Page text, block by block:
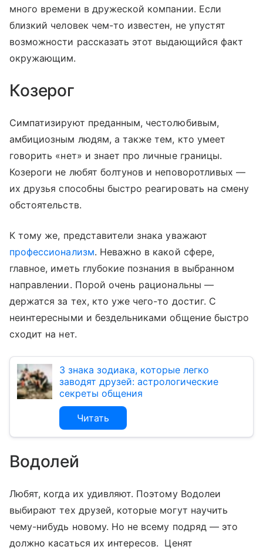
много времени в дружеской компании. Если
близкий человек чем-то известен, не упустят
возможности рассказать этот выдающийся факт
окружающим.
Козерог
Симпатизируют преданным, честолюбивым,
амбициозным людям, а также тем, кто умеет
говорить «нет» и знает про личные границы.
Козероги не любят болтунов и неповоротливых —
их друзья способны быстро реагировать на смену
обстоятельств.
К тому же, представители знака уважают
профессионализм. Неважно в какой сфере,
главное, иметь глубокие познания в выбранном
направлении. Порой очень рациональны —
держатся за тех, кто уже чего-то достиг. С
неинтересными и бездельниками общение быстро
сходит на нет.
3 знака зодиака, которые легко
заводят друзей: астрологические
секреты общения
Читать
Водолей
Любят, когда их удивляют. Поэтому Водолеи
выбирают тех друзей, которые могут научить
чему-нибудь новому. Но не всему подряд — это
должно касаться их интересов. Ценят